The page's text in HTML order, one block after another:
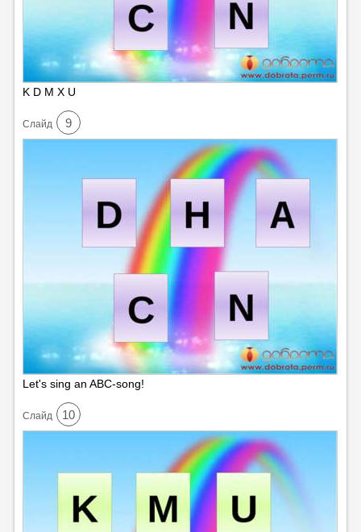
K D M X U
Cлайд 9
Let's sing an ABC-song!
Cлайд 10